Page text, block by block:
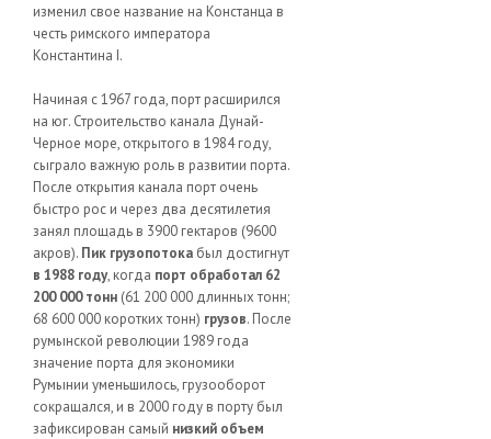
изменил свое название на Констанца в
честь римского императора
Константина I.
Начиная с 1967 года, порт расширился
на юг. Строительство канала Дунай-
Черное море, открытого в 1984 году,
сыграло важную роль в развитии порта.
После открытия канала порт очень
быстро рос и через два десятилетия
занял площадь в 3900 гектаров (9600
акров). Пик грузопотока был достигнут
в 1988 году, когда порт обработал 62
200 000 тонн (61 200 000 длинных тонн;
68 600 000 коротких тонн) грузов. После
румынской революции 1989 года
значение порта для экономики
Румынии уменьшилось, грузооборот
сокращался, и в 2000 году в порту был
зафиксирован самый низкий объем